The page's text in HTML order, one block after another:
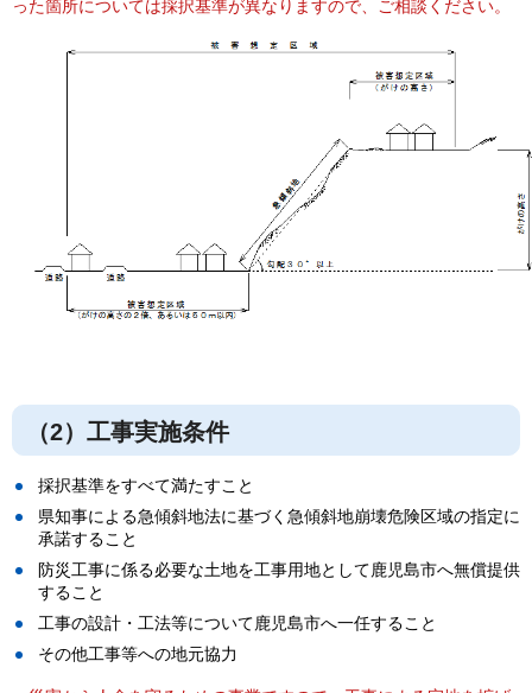
った箇所については採択基準が異なりますので、ご相談ください。
（2）工事実施条件
採択基準をすべて満たすこと
県知事による急傾斜地法に基づく急傾斜地崩壊危険区域の指定に
承諾すること
防災工事に係る必要な土地を工事用地として鹿児島市へ無償提供
すること
工事の設計・工法等について鹿児島市へ一任すること
その他工事等への地元協力